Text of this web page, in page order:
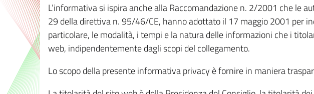
L’informativa si ispira anche alla Raccomandazione n. 2/2001 che le
29 della direttiva n. 95/46/CE, hanno adottato il 17 maggio 2001 per
particolare, le modalità, i tempi e la natura delle informazioni che i
web, indipendentemente dagli scopi del collegamento.
Lo scopo della presente informativa privacy è fornire in maniera